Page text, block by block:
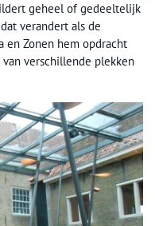
geheel of gedeeltelijk
verandert als de
en Zonen hem opdracht
verschillende plekken